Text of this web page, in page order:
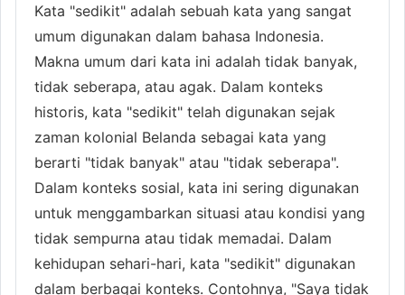
Kata "sedikit" adalah sebuah kata yang sangat
umum digunakan dalam bahasa Indonesia.
Makna umum dari kata ini adalah tidak banyak,
tidak seberapa, atau agak. Dalam konteks
historis, kata "sedikit" telah digunakan sejak
zaman kolonial Belanda sebagai kata yang
berarti "tidak banyak" atau "tidak seberapa".
Dalam konteks sosial, kata ini sering digunakan
untuk menggambarkan situasi atau kondisi yang
tidak sempurna atau tidak memadai. Dalam
kehidupan sehari-hari, kata "sedikit" digunakan
dalam berbagai konteks. Contohnya, "Saya tidak